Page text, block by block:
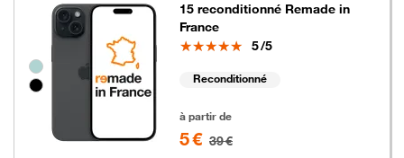
Groupe de couleurs disponibles non sélectionnables
15 reconditionné Remade in
France
Note
5/5
Reconditionné
à partir de
5 € 39 €